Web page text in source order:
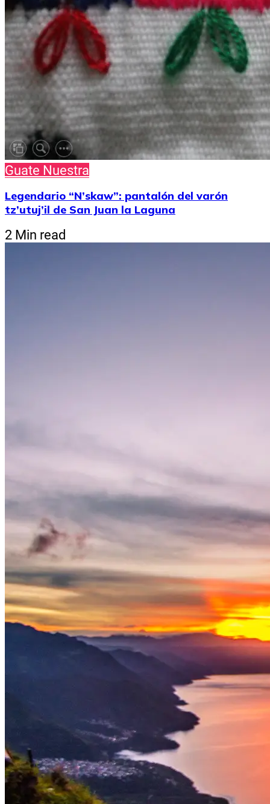
Guate Nuestra
Legendario “N’skaw”: pantalón del varón
tz’utuj’il de San Juan la Laguna
2 Min read